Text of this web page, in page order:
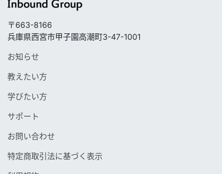
〒663-8166
兵庫県西宮市甲子園高潮町3-47-1001
お知らせ
教えたい方
学びたい方
サポート
お問い合わせ
特定商取引法に基づく表示